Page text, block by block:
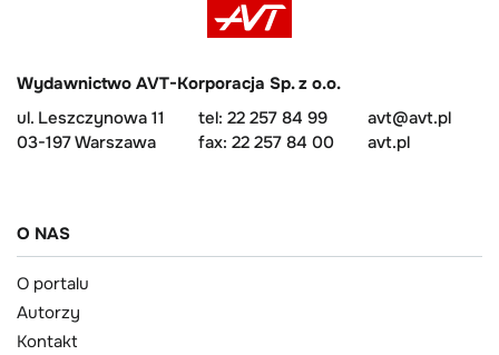
Wydawnictwo AVT-Korporacja Sp. z o.o.
ul. Leszczynowa 11
03-197 Warszawa
tel: 22 257 84 99
fax: 22 257 84 00
avt@avt.pl
avt.pl
O NAS
O portalu
Autorzy
Kontakt